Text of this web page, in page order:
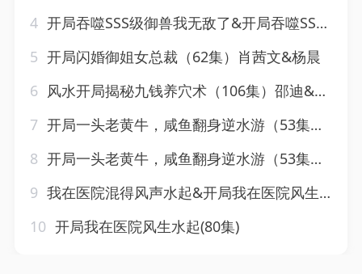
4 开局吞噬SSS级御兽我无敌了&开局吞噬SSS级御兽，我无敌了（60集）动漫
5 开局闪婚御姐女总裁（62集）肖茜文&杨晨
6 风水开局揭秘九钱养穴术（106集）邵迪&王大钱
7 开局一头老黄牛，咸鱼翻身逆水游（53集）王三北＆潘钰涵
8 开局一头老黄牛，咸鱼翻身逆水游（53集）潘钰涵&王三北
9 我在医院混得风声水起&开局我在医院风生水起 (80集)
10 开局我在医院风生水起(80集)